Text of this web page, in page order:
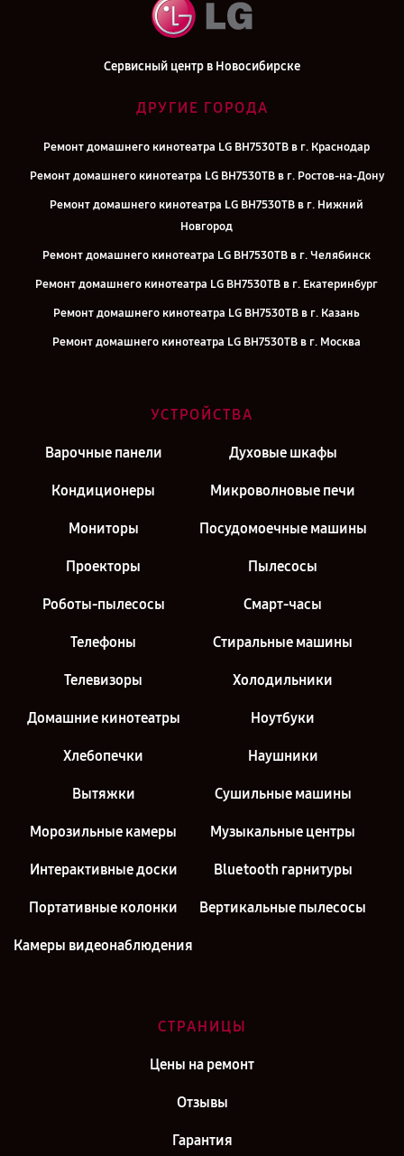
Сервисный центр в Новосибирске
ДРУГИЕ ГОРОДА
Ремонт домашнего кинотеатра LG BH7530TB в г. Краснодар
Ремонт домашнего кинотеатра LG BH7530TB в г. Ростов-на-Дону
Ремонт домашнего кинотеатра LG BH7530TB в г. Нижний
Новгород
Ремонт домашнего кинотеатра LG BH7530TB в г. Челябинск
Ремонт домашнего кинотеатра LG BH7530TB в г. Екатеринбург
Ремонт домашнего кинотеатра LG BH7530TB в г. Казань
Ремонт домашнего кинотеатра LG BH7530TB в г. Москва
УСТРОЙСТВА
Варочные панели Духовые шкафы
Кондиционеры Микроволновые печи
Мониторы Посудомоечные машины
Проекторы Пылесосы
Роботы-пылесосы Смарт-часы
Телефоны Стиральные машины
Телевизоры Холодильники
Домашние кинотеатры Ноутбуки
Хлебопечки Наушники
Вытяжки Сушильные машины
Морозильные камеры Музыкальные центры
Интерактивные доски Bluetooth гарнитуры
Портативные колонки Вертикальные пылесосы
Камеры видеонаблюдения
СТРАНИЦЫ
Цены на ремонт
Отзывы
Гарантия